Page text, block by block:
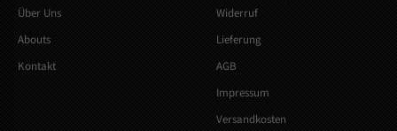
Über Uns
Abouts
Kontakt
Widerruf
Lieferung
AGB
Impressum
Versandkosten